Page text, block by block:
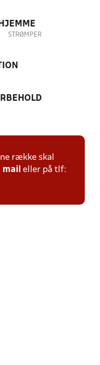
STRØMPER
række skal
mail eller på tlf: